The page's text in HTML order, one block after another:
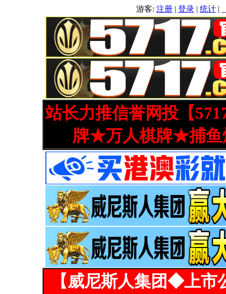
游客: 注册 | 登录 | 统计 |
站长力推信誉网投【
牌★万人棋牌★捕鱼
【威尼斯人集团◆上